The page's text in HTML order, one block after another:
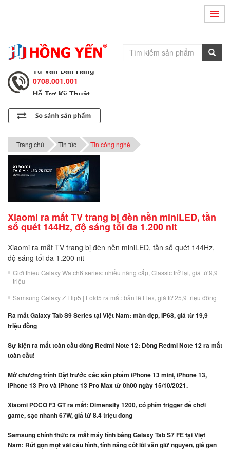
0708.002.002
Tư Vấn Bán Hàng
0708.001.001
Hỗ Trợ Kỹ Thuật
0708.002.002
Tư Vấn Bán Hàng
0708.001.001
Trang chủ Tin tức Tin công nghệ
Xiaomi ra mắt TV trang bị đèn nền miniLED, tần
số quét 144Hz, độ sáng tối đa 1.200 nit
Xiaomi ra mắt TV trang bị đèn nền miniLED, tần số quét 144Hz,
độ sáng tối đa 1.200 nit
Giới thiệu Galaxy Watch6 series: nhiều nâng cấp, Classic trở lại, giá từ 9,9
triệu
Samsung Galaxy Z Flip5 | Fold5 ra mắt: bản lề Flex, giá từ 25,9 triệu đồng
Ra mắt Galaxy Tab S9 Series tại Việt Nam: màn đẹp, IP68, giá từ 19,9
triệu đồng
Sự kiện ra mắt toàn cầu dòng Redmi Note 12: Dòng Redmi Note 12 ra mắt
toàn cầu!
Mở chương trình Đặt trước các sản phẩm iPhone 13 mini, iPhone 13,
iPhone 13 Pro và iPhone 13 Pro Max từ 0h00 ngày 15/10/2021.
Xiaomi POCO F3 GT ra mắt: Dimensity 1200, có phím trigger để chơi
game, sạc nhanh 67W, giá từ 8.4 triệu đồng
Samsung chính thức ra mắt máy tính bảng Galaxy Tab S7 FE tại Việt
Nam: Rút gọn một vài cấu hình, tính năng cốt lõi vẫn giữ nguyên, giá gần